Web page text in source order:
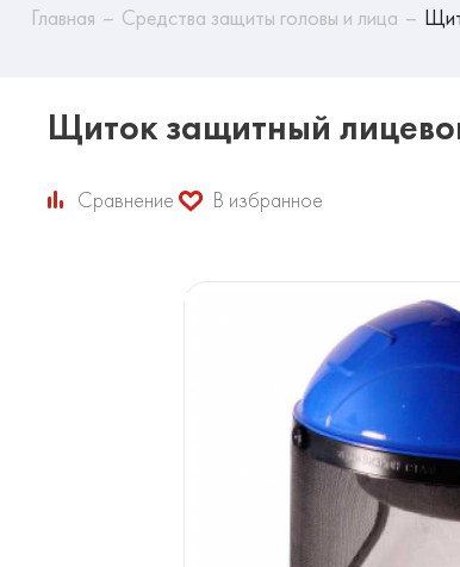
Главная Средства защиты головы и лица
Щиток защитный
Сравнение В избранное